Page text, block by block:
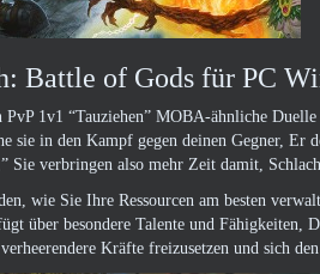
Battle of Gods für PC
PvP 1v1 “Tauziehen” MOBA-ähnliche
sie in den Kampf gegen deinen Gegner, Er
Sie verbringen also mehr Zeit damit,
wie Sie Ihre Ressourcen am besten
über besondere Talente und Fähigkeiten,
Kräfte freizusetzen und sich